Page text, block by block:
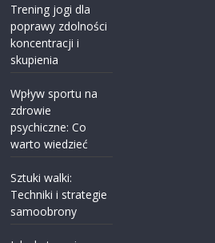
Trening jogi dla
poprawy zdolności
koncentracji i
skupienia
Wpływ sportu na
zdrowie
psychiczne: Co
warto wiedzieć
Sztuki walki:
Techniki i strategie
samoobrony